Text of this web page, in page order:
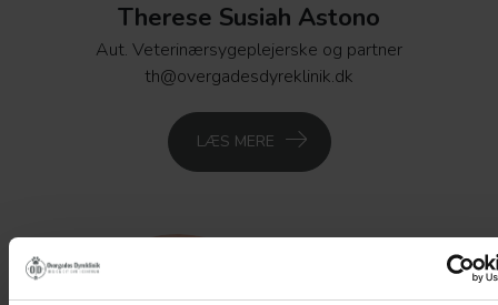
Therese Susiah Astono
Aut. Veterinærsygeplejerske og partner
th@overgadesdyreklinik.dk
LÆS MERE